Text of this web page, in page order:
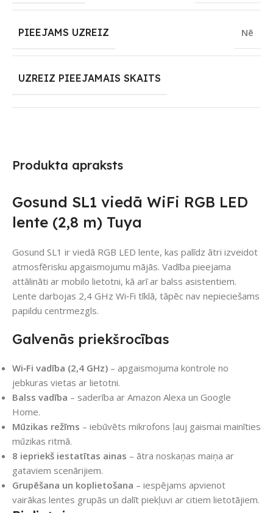
Produkta apraksts
Gosund SL1 viedā WiFi RGB LED
lente (2,8 m) Tuya
Gosund SL1 ir viedā RGB LED lente, kas palīdz ātri izveidot
atmosfērisku apgaismojumu mājās. Vadība pieejama
attālināti ar mobilo lietotni, kā arī ar balss asistentiem.
Lente darbojas 2,4 GHz Wi‑Fi tīklā, tāpēc nav nepieciešams
papildu centrmezgls.
Galvenās priekšrocības
Wi‑Fi vadība (2,4 GHz) – apgaismojuma kontrole no
jebkuras vietas ar lietotni.
Balss vadība – saderība ar Amazon Alexa un Google
Home.
Mūzikas režīms – iebūvēts mikrofons ļauj gaismai mainīties
mūzikas ritmā.
8 iepriekš iestatītas ainas – ātra noskaņas maiņa ar
gataviem scenārijiem.
Grupēšana un koplietošana – iespējams apvienot
vairākas lentes grupās un dalīt piekļuvi ar citiem lietotājiem.
PIEEJAMS UZREIZ Nē
UZREIZ PIEEJAMAIS SKAITS